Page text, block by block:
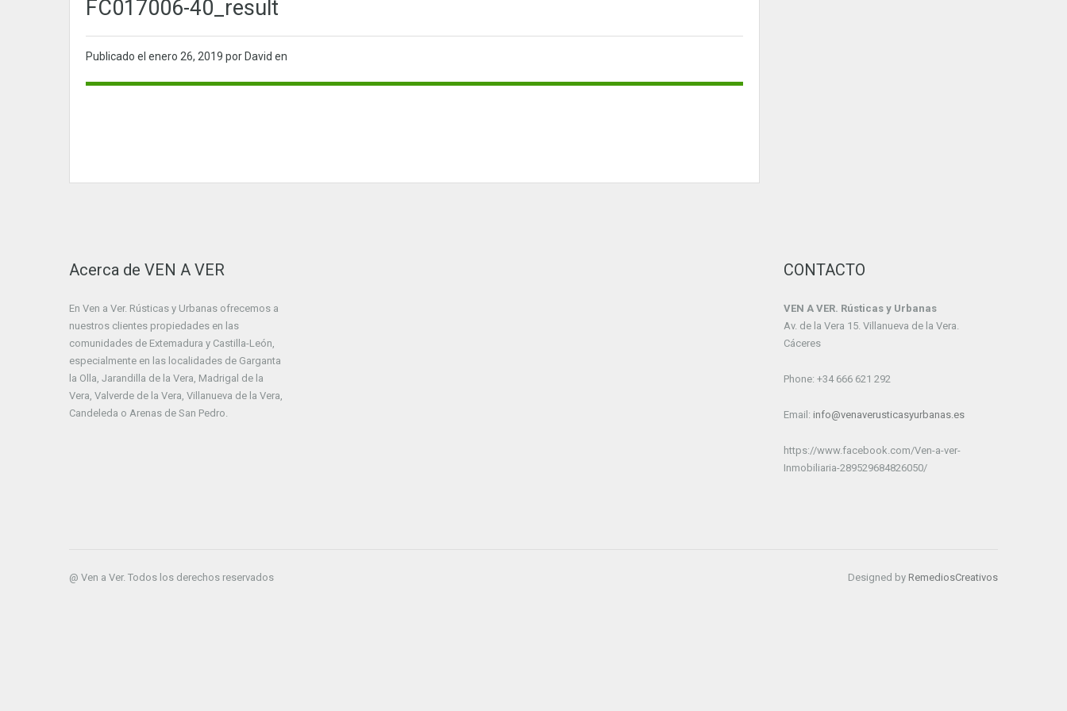
FC017006-40_result
Publicado el enero 26, 2019 por David en
Acerca de VEN A VER
En Ven a Ver. Rústicas y Urbanas ofrecemos a
nuestros clientes propiedades en las
comunidades de Extemadura y Castilla-León,
especialmente en las localidades de Garganta
la Olla, Jarandilla de la Vera, Madrigal de la
Vera, Valverde de la Vera, Villanueva de la Vera,
Candeleda o Arenas de San Pedro.
CONTACTO
VEN A VER. Rústicas y Urbanas
Av. de la Vera 15. Villanueva de la Vera.
Cáceres
Phone: +34 666 621 292
Email: info@venaverusticasyurbanas.es
https://www.facebook.com/Ven-a-ver-
Inmobiliaria-289529684826050/
@ Ven a Ver. Todos los derechos reservados Designed by RemediosCreativos